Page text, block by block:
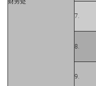
财务处
7.
8.
9.